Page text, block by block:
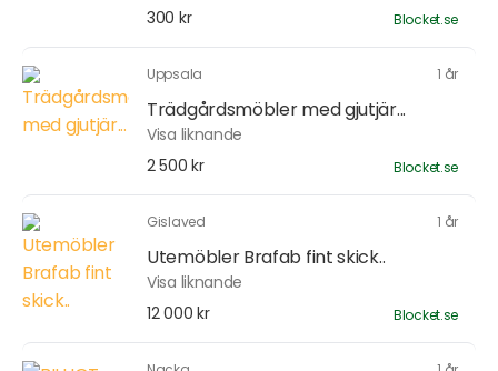
300 kr
Blocket.se
Uppsala 1 år
Trädgårdsmöbler med gjutjär...
Visa liknande
2 500 kr
Blocket.se
Gislaved 1 år
Utemöbler Brafab fint skick..
Visa liknande
12 000 kr
Blocket.se